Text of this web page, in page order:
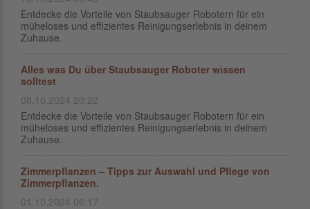
Entdecke die Vorteile von Staubsauger Robotern für ein
müheloses und effizientes Reinigungserlebnis in deinem
Zuhause.
Alles was Du über Staubsauger Roboter wissen
solltest
08.10.2024 20:22
Entdecke die Vorteile von Staubsauger Robotern für ein
müheloses und effizientes Reinigungserlebnis in deinem
Zuhause.
Zimmerpflanzen – Tipps zur Auswahl und Pflege von
Zimmerpflanzen.
01.10.2024 06:17